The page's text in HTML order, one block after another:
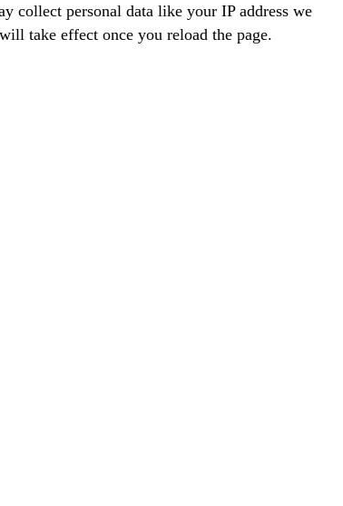
collect personal data like your IP address we
take effect once you reload the page.